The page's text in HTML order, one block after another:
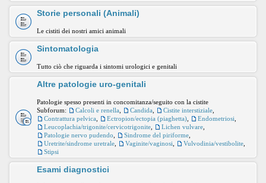
Storie personali (Animali)
Le cistiti dei nostri amici animali
Sintomatologia
Tutto ciò che riguarda i sintomi urologici e genitali
Altre patologie uro-genitali
Patologie spesso presenti in concomitanza/seguito con la cistite
Subforum:
Calcoli e renella Candida Cistite interstiziale
Contrattura pelvica
Ectropion/ectopia (piaghetta) Endometriosi
Leucoplachia/trigonite/cervicotrigonite
Lichen vulvare
Patologie nervo pudendo
Sindrome del piriforme
Uretrite/sindrome uretrale
Vaginite/vaginosi Vulvodinia/vestibolite
Stipsi
Esami diagnostici